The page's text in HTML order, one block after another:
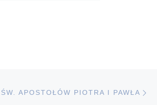
APOSTOŁÓW PIOTRA I PAWŁA